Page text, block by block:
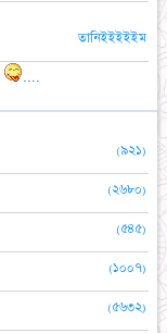
তানিইইইইইম
....
(৯২১)
(২৬৮০)
(৫৪৫)
(১০০৭)
(৫৬৩২)